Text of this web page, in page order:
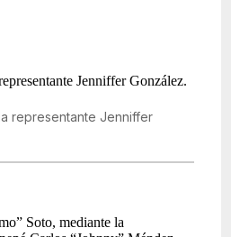
representante Jenniffer
Soto, mediante la